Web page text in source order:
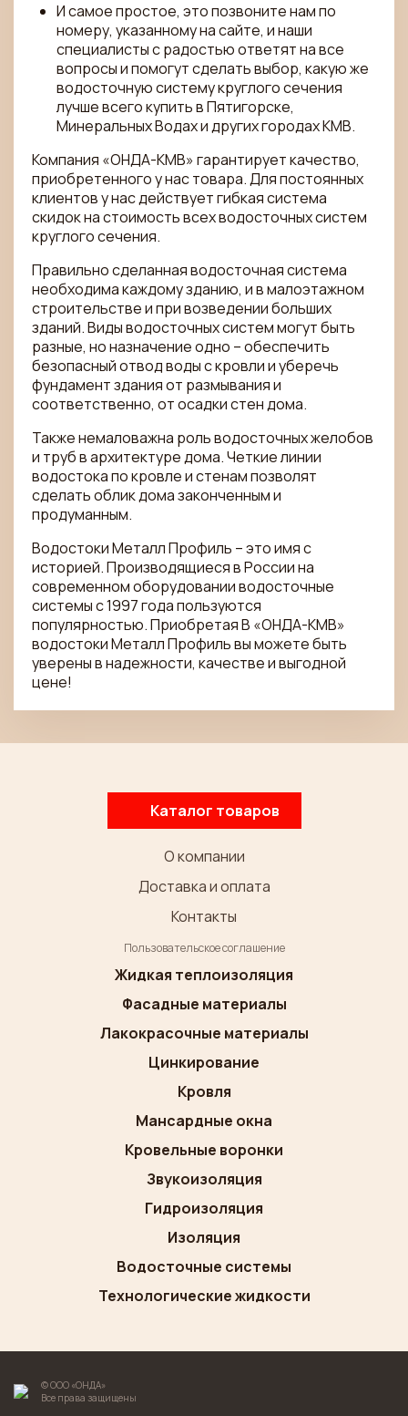
И самое простое, это позвоните нам по
номеру, указанному на сайте, и наши
специалисты с радостью ответят на все
вопросы и помогут сделать выбор, какую же
водосточную систему круглого сечения
лучше всего купить в Пятигорске,
Минеральных Водах и других городах КМВ.
Компания «ОНДА-КМВ» гарантирует качество,
приобретенного у нас товара. Для постоянных
клиентов у нас действует гибкая система
скидок на стоимость всех водосточных систем
круглого сечения.
Правильно сделанная водосточная система
необходима каждому зданию, и в малоэтажном
строительстве и при возведении больших
зданий. Виды водосточных систем могут быть
разные, но назначение одно – обеспечить
безопасный отвод воды с кровли и уберечь
фундамент здания от размывания и
соответственно, от осадки стен дома.
Также немаловажна роль водосточных желобов
и труб в архитектуре дома. Четкие линии
водостока по кровле и стенам позволят
сделать облик дома законченным и
продуманным.
Водостоки Металл Профиль – это имя с
историей. Производящиеся в России на
современном оборудовании водосточные
системы с 1997 года пользуются
популярностью. Приобретая В «ОНДА-КМВ»
водостоки Металл Профиль вы можете быть
уверены в надежности, качестве и выгодной
цене!
Каталог товаров
О компании
Доставка и оплата
Контакты
Пользовательское соглашение
Жидкая теплоизоляция
Фасадные материалы
Лакокрасочные материалы
Цинкирование
Кровля
Мансардные окна
Кровельные воронки
Звукоизоляция
Гидроизоляция
Изоляция
Водосточные системы
Технологические жидкости
© ООО «ОНДА»
Все права защищены